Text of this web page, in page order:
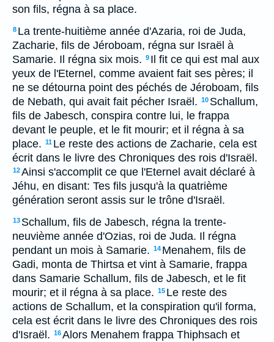
son fils, régna à sa place.
8 La trente-huitième année d'Azaria, roi de Juda,
Zacharie, fils de Jéroboam, régna sur Israël à
Samarie. Il régna six mois. 9 Il fit ce qui est mal aux
yeux de l'Eternel, comme avaient fait ses pères; il
ne se détourna point des péchés de Jéroboam, fils
de Nebath, qui avait fait pécher Israël. 10 Schallum,
fils de Jabesch, conspira contre lui, le frappa
devant le peuple, et le fit mourir; et il régna à sa
place. 11 Le reste des actions de Zacharie, cela est
écrit dans le livre des Chroniques des rois d'Israël.
12Ainsi s'accomplit ce que l'Eternel avait déclaré à
Jéhu, en disant: Tes fils jusqu'à la quatrième
génération seront assis sur le trône d'Israël.
13 Schallum, fils de Jabesch, régna la trente-
neuvième année d'Ozias, roi de Juda. Il régna
pendant un mois à Samarie. 14 Menahem, fils de
Gadi, monta de Thirtsa et vint à Samarie, frappa
dans Samarie Schallum, fils de Jabesch, et le fit
mourir; et il régna à sa place. 15 Le reste des
actions de Schallum, et la conspiration qu'il forma,
cela est écrit dans le livre des Chroniques des rois
d'Israël. 16Alors Menahem frappa Thiphsach et